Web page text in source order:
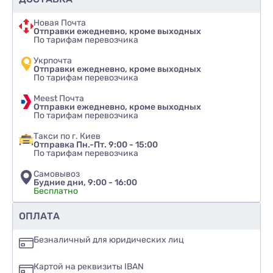
Флакон создан с учетом всех потребностей
производителей косметических средств и
потребителей:
: 500 мл - идеален для ежедневного
использования, не занимает много места.
Материал: ПЭТ (полиэтилентерефталат),
даже в белом варианте.
Тип горловины: 24/410 — стандартный диаметр,
позволяющий легко найти совместимую
фурнитуру.
Высота флакона: 162 мм - удобно держать в
руке, легко умещается в косметические
Диаметр корпуса: 72 мм – обеспечивает
устойчивость на поверхности.
Рекомендуете ли вы этот товар
да
Новая Почта
Отправки ежедневно, кроме выходных
По тарифам перевозчика
Укрпочта
Отправки ежедневно, кроме выходных
По тарифам перевозчика
Meest Почта
Отправки ежедневно, кроме выходных
По тарифам перевозчика
Такси по г. Киев
Отправка Пн.-Пт. 9:00 - 15:00
По тарифам перевозчика
Самовывоз
Будние дни, 9:00 - 16:00
Бесплатно
ОПЛАТА
Безналичный для юридических лиц
Картой на реквизиты IBAN